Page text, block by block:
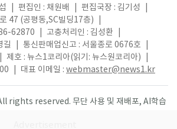
편집인 : 채원배 편집국장 : 김기성
47 (공평동,SC빌딩17층)
62870
고충처리인 : 김성환
길
통신판매업신고 : 서울종로 0676호
제호 : 뉴스1코리아(읽기: 뉴스원코리아)
대표 이메일 : webmaster@news1.kr
rights reserved. 무단 사용 및 재배포, AI학습